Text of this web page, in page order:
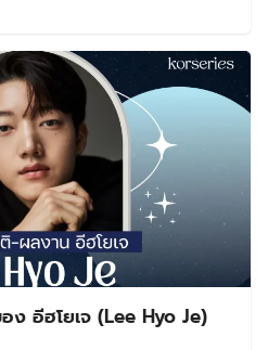
อีฮโยเจ (Lee Hyo Je)